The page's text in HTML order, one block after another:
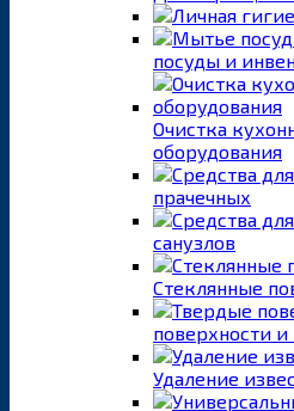
посуды и
Очистка
оборудования
прачечных
санузлов
Стеклянные
поверхности
Удаление